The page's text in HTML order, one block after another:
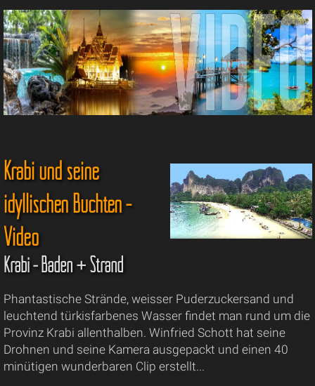
Krabi und seine
idyllischen Buchten -
Video
Krabi - Baden + Strand
Phantastische Strände, weisser Puderzuckersand und
leuchtend türkisfarbenes Wasser findet man rund um die
Provinz Krabi allenthalben. Winfried Schott hat seine
Drohnen und seine Kamera ausgepackt und einen 40
minütigen wunderbaren Clip erstellt...